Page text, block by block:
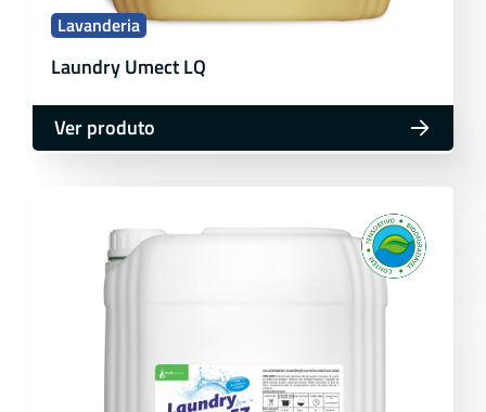
Lavanderia
Laundry Umect LQ
Ver produto